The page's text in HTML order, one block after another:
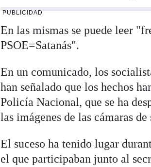
PUBLICIDAD
En las mismas se puede leer
PSOE=Satanás".
En un comunicado, los
han señalado que los hechos
Policía Nacional, que se ha
las imágenes de las cámaras de
El suceso ha tenido lugar
el que participaban junto al